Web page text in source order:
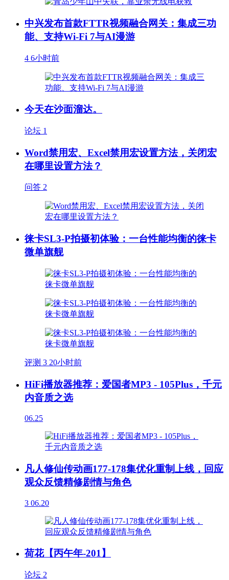
中兴发布首款FTTR视频融合网关：集成三功
能、支持Wi-Fi 7与AI漫游
4 6小时前
今天在沙面溜达。
论坛 1
Word禁用宏、Excel禁用宏设置方法，关闭宏
在哪里设置方法？
问答 2
徕卡SL3-P拍摄初体验：一台性能均衡的徕卡
微单旗舰
评测 3 20小时前
HiFi播放器推荐：爱国者MP3 - 105Plus，千元
内音质之选
06.25
凡人修仙传动画177-178集优化重制上线，回应
观众反馈精修剧情与角色
3 06.20
荷花【丙午年-201】
论坛 2